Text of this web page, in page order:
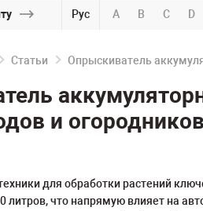
Рус A B C D
Статьи Опрыскиватель
и огородников
для обработки растений
литров, что напрямую влияет на